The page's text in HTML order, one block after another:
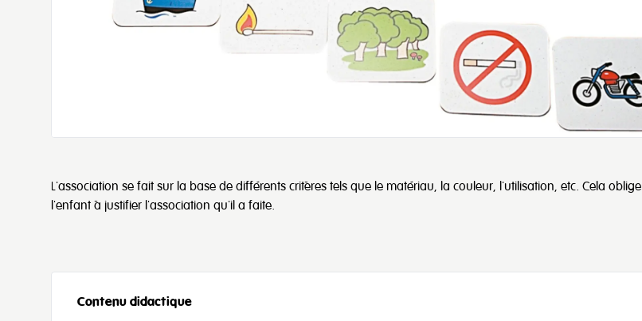
L'association se fait sur la base de différents critères tels que le matériau, la couleur, l'utilisation, etc. Cela oblige
l'enfant à justifier l'association qu'il a faite.
Contenu didactique